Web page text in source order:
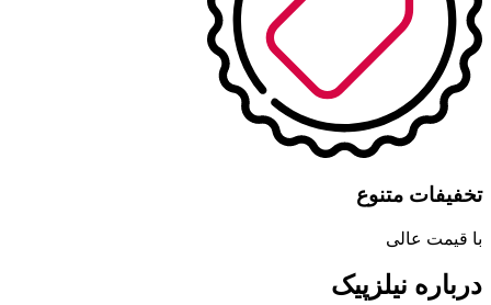
تخفیفات متنوع
با قیمت عالی
درباره نیلزپیک